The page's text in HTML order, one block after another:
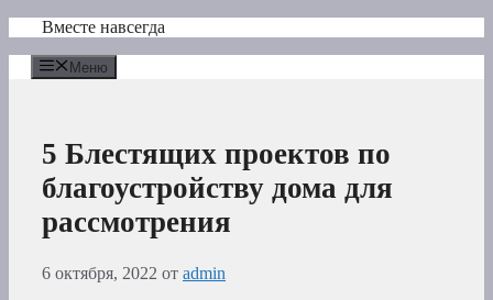
Перейти
содержимому
Вместе навсегда
Меню
5 Блестящих проектов по
благоустройству дома для
рассмотрения
6 октября, 2022 от admin